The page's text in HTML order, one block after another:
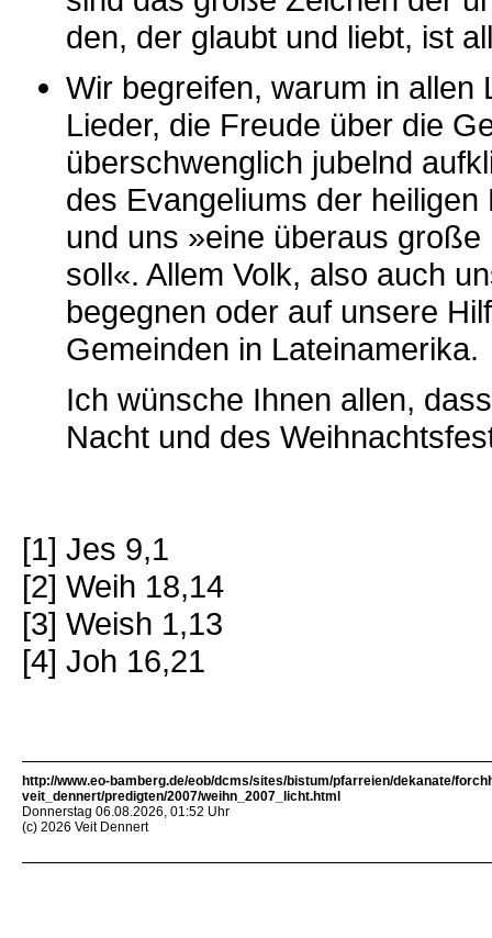
den, der glaubt und liebt, ist
Wir begreifen, warum in allen
Lieder, die Freude über die
überschwenglich jubelnd
des Evangeliums der
und uns »eine überaus
soll«. Allem Volk, also auch
begegnen oder auf unsere
Gemeinden in Lateinamerika.
Ich wünsche Ihnen allen,
Nacht und des
[1] Jes 9,1
[2] Weih 18,14
[3] Weish 1,13
[4] Joh 16,21
http://www.eo-bamberg.de/eob/dcms/sites/bistum/pfarreien/dekanate/
veit_dennert/predigten/2007/weihn_2007_licht.html
Donnerstag 06.08.2026, 01:52 Uhr
(c) 2026 Veit Dennert